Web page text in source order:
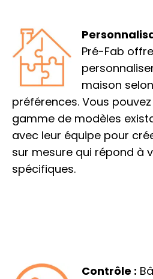
Pré-Fab
maison
préférences. Vous
gamme de modèles
avec leur équipe pour
sur mesure qui répond à
spécifiques.
Contrôle :